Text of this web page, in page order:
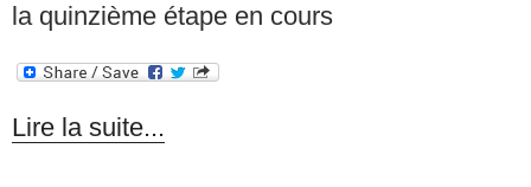
la quinzième étape en cours
Lire la suite...